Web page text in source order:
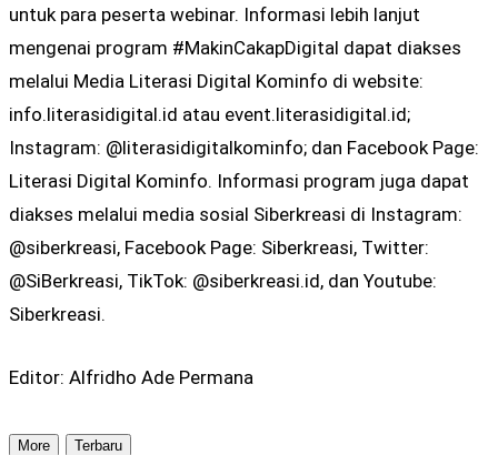
untuk para peserta webinar. Informasi lebih lanjut
mengenai program #MakinCakapDigital dapat diakses
melalui Media Literasi Digital Kominfo di website:
info.literasidigital.id atau event.literasidigital.id;
Instagram: @literasidigitalkominfo; dan Facebook Page:
Literasi Digital Kominfo. Informasi program juga dapat
diakses melalui media sosial Siberkreasi di Instagram:
@siberkreasi, Facebook Page: Siberkreasi, Twitter:
@SiBerkreasi, TikTok: @siberkreasi.id, dan Youtube:
Siberkreasi.
Editor: Alfridho Ade Permana
More Terbaru